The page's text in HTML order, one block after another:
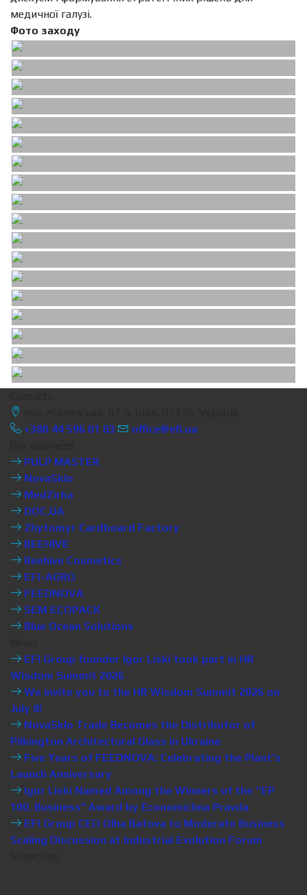
медичної галузі.
Фото заходу
+380 44 596 01 03
office@efi.ua
PULP MASTER
NovaSklo
MedZirka
DOC.UA
Zhytomyr Cardboard Factory
BEEHIVE
Beehive Cosmetics
EFI-AGRO
FEEDNOVA
SEM ECOPACK
Blue Ocean Solutions
EFI Group founder Igor Liski took part in HR
Wisdom Summit 2026
We invite you to the HR Wisdom Summit 2026 on
July 8!
NovaSklo Trade Becomes the Distributor of
Pilkington Architectural Glass in Ukraine
Five Years of FEEDNOVA: Celebrating the Plant’s
Launch Anniversary
Igor Liski Named Among the Winners of the “EP
100. Business” Award by Economichna Pravda
EFI Group CEO Olha Batova to Moderate Business
Scaling Discussion at Industrial Evolution Forum